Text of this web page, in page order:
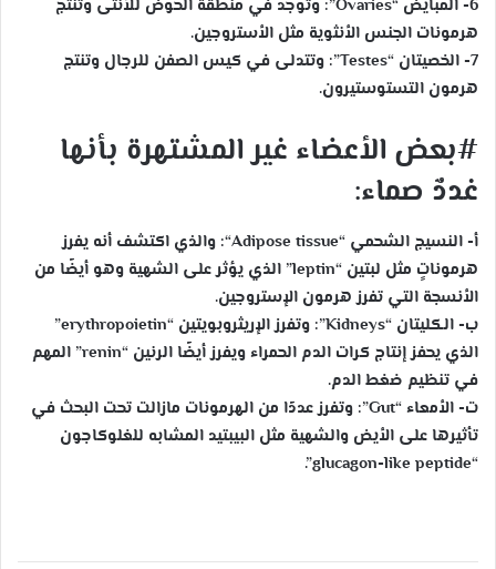
6- المبايض “Ovaries”
: وتوجد في منطقة الحوض للأنثى وتنتج
هرمونات الجنس الأنثوية مثل الأستروجين.
7- الخصيتان “Testes”
: وتتدلى في كيس الصفن للرجال وتنتج
هرمون التستوستيرون.
#بعض الأعضاء غير المشتهرة بأنها
غددٌ صماء:
أ‌- النسيج الشحمي “Adipose tissue
“: والذي اكتشف أنه يفرز
هرموناتٍ مثل لبتين “leptin” الذي يؤثر على الشهية وهو أيضًا من
الأنسجة التي تفرز هرمون الإستروجين.
ب‌- الكليتان “Kidneys”
: وتفرز الإريثروبويتين “erythropoietin”
الذي يحفز إنتاج كرات الدم الحمراء ويفرز أيضًا الرنين “renin” المهم
في تنظيم ضغط الدم.
ت‌- الأمعاء “Gut”
: وتفرز عددًا من الهرمونات مازالت تحت البحث في
تأثيرها على الأيض والشهية مثل البيبتيد المشابه للغلوكاجون
“glucagon-like peptide”.